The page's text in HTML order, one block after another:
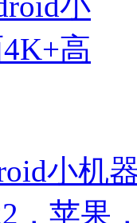
小机